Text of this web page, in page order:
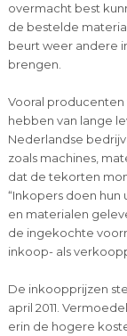
overmacht best
de bestelde
beurt weer andere
brengen.
Vooral
hebben van lange
Nederlandse
zoals machines,
dat de tekorten
“Inkopers doen
en materialen
de ingekochte
inkoop- als
De inkoopprijzen
april 2011.
erin de hogere